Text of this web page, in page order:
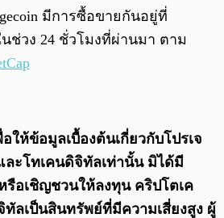
มีการซื้อขายกันอยู่ที่
นช่วง 24 ชั่วโมงที่ผ่านมา ตาม
ห้ข้อมูลเบื้องต้นเกี่ยวกับโปรเจ
ละโทเคนดิจิทัลเท่านั้น มิได้มี
รือเชิญชวนให้ลงทุน คริปโตเค
ทัลเป็นสินทรัพย์ที่มีความเสี่ยงสูง ผู้